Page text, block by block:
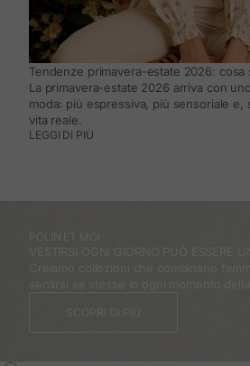
Tendenze primavera-estate 2026:
La primavera-estate 2026 arriva con
moda: più espressiva, più sensoriale e,
vita reale.
LEGGI DI PIÙ